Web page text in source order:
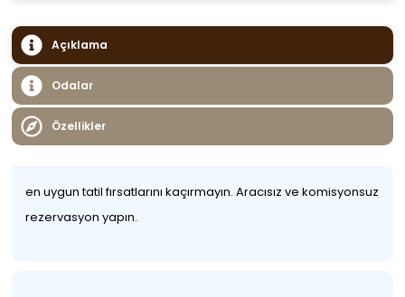
Açıklama
Odalar
Özellikler
en uygun tatil fırsatlarını kaçırmayın. Aracısız ve komisyonsuz
rezervasyon yapın.